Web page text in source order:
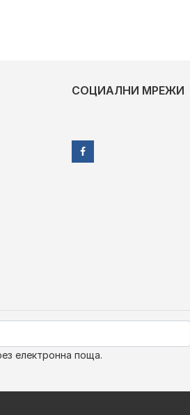
СОЦИАЛНИ МРЕЖИ
електронна поща.